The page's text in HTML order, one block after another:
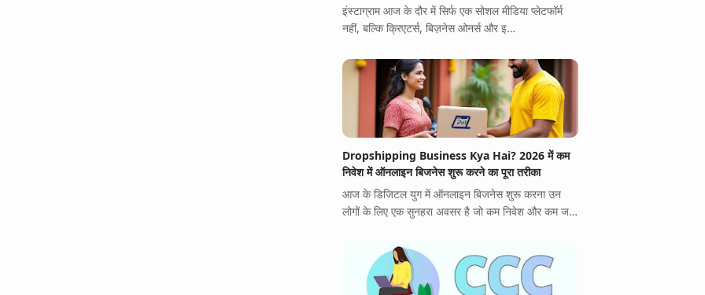
इंस्टाग्राम आज के दौर में सिर्फ एक सोशल मीडिया प्लेटफॉर्म
नहीं, बल्कि क्रिएटर्स, बिज़नेस ओनर्स और इ…
Dropshipping Business Kya Hai? 2026 में कम
निवेश में ऑनलाइन बिजनेस शुरू करने का पूरा तरीका
आज के डिजिटल युग में ऑनलाइन बिजनेस शुरू करना उन
लोगों के लिए एक सुनहरा अवसर है जो कम निवेश और कम ज…